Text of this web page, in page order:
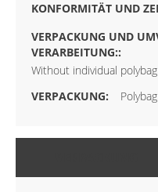
Without individual polybag
Polybag